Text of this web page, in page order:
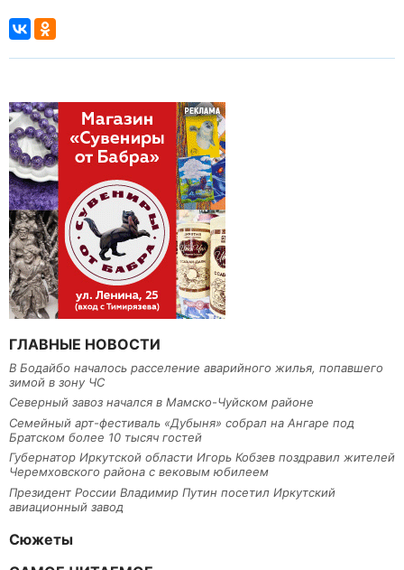
ГЛАВНЫЕ НОВОСТИ
В Бодайбо началось расселение аварийного жилья, попавшего
зимой в зону ЧС
Северный завоз начался в Мамско-Чуйском районе
Семейный арт-фестиваль «Дубыня» собрал на Ангаре под
Братском более 10 тысяч гостей
Губернатор Иркутской области Игорь Кобзев поздравил жителей
Черемховского района с вековым юбилеем
Президент России Владимир Путин посетил Иркутский
авиационный завод
Сюжеты